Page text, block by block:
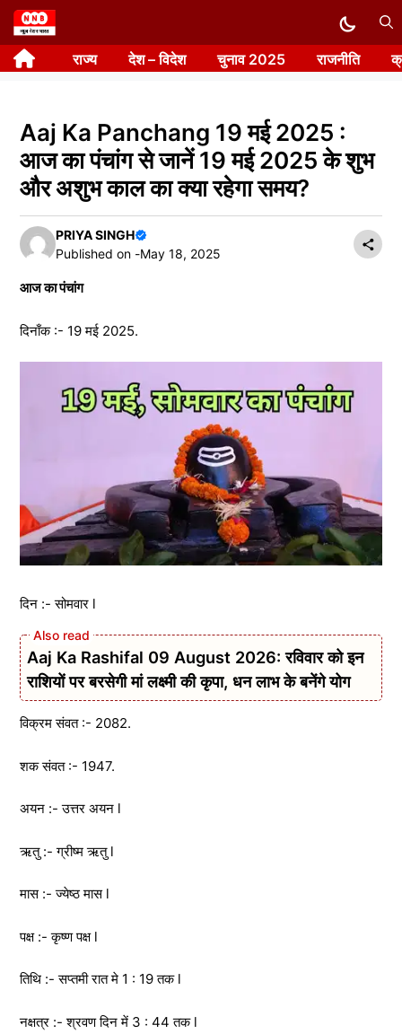
Skip
to
content राज्य देश – विदेश चुनाव 2025 राजनीति
Aaj Ka Panchang 19 मई 2025 :
आज का पंचांग से जानें 19 मई 2025 के शुभ
और अशुभ काल का क्या रहेगा समय?
PRIYA SINGH
Published on -May 18, 2025
आज का पंचांग
दिनाँक :- 19 मई 2025.
दिन :- सोमवार l
Aaj Ka Rashifal 09 August 2026: रविवार को इन
राशियों पर बरसेगी मां लक्ष्मी की कृपा, धन लाभ के बनेंगे योग
विक्रम संवत :- 2082.
शक संवत :- 1947.
अयन :- उत्तर अयन l
ऋतु :- ग्रीष्म ऋतु l
मास :- ज्येष्ठ मास l
पक्ष :- कृष्ण पक्ष l
तिथि :- सप्तमी रात मे 1 : 19 तक l
नक्षत्र :- श्रवण दिन में 3 : 44 तक l